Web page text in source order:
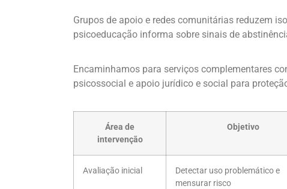
Grupos de apoio e redes comunitárias reduzem
psicoeducação informa sobre sinais de
Encaminhamos para serviços complementares
psicossocial e apoio jurídico e social para
Área de
intervenção
Objetivo
Avaliação inicial
Detectar uso problemático e
mensurar risco